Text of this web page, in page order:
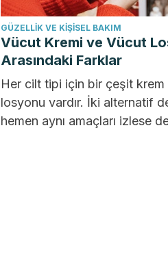
GÜZELLIK VE KIŞISEL BAKIM
Vücut Kremi ve Vücut
Arasındaki Farklar
Her cilt tipi için bir çeşit
losyonu vardır. İki alternatif
hemen aynı amaçları izlese